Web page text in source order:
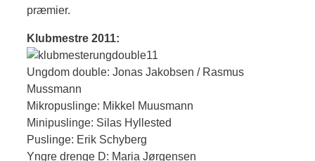
præmier.
Klubmestre 2011:
Ungdom double: Jonas Jakobsen / Rasmus
Mussmann
Mikropuslinge: Mikkel Muusmann
Minipuslinge: Silas Hyllested
Puslinge: Erik Schyberg
Yngre drenge D: Maria Jørgensen